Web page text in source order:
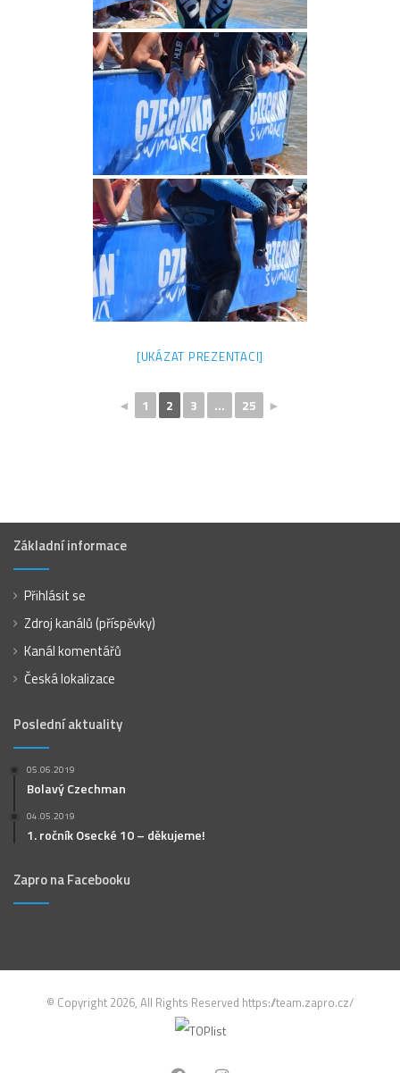
[UKÁZAT PREZENTACI]
◄ 1 2 3 ... 25 ►
Základní informace
Přihlásit se
Zdroj kanálů (příspěvky)
Kanál komentářů
Česká lokalizace
Poslední aktuality
05.06.2019
Bolavý Czechman
04.05.2019
1. ročník Osecké 10 – děkujeme!
Zapro na Facebooku
© Copyright 2026, All Rights Reserved https://team.zapro.cz/